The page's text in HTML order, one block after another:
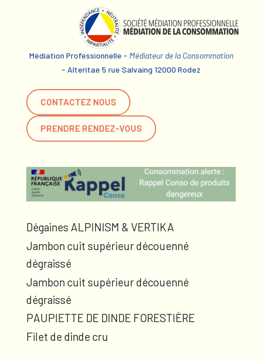
Médiation Professionnelle - Médiateur de la Consommation
- Alteritae 5 rue Salvaing 12000 Rodez
CONTACTEZ NOUS
PRENDRE RENDEZ-VOUS
Dégaines ALPINISM & VERTIKA
Jambon cuit supérieur découenné
dégraissé
Jambon cuit supérieur découenné
dégraissé
PAUPIETTE DE DINDE FORESTIÈRE
Filet de dinde cru